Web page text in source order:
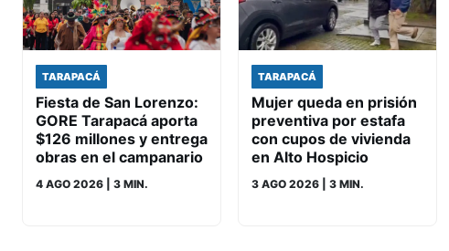
TARAPACÁ
Fiesta de San Lorenzo:
GORE Tarapacá aporta
$126 millones y entrega
obras en el campanario
4 AGO 2026 | 3 MIN.
TARAPACÁ
Mujer queda en prisión
preventiva por estafa
con cupos de vivienda
en Alto Hospicio
3 AGO 2026 | 3 MIN.